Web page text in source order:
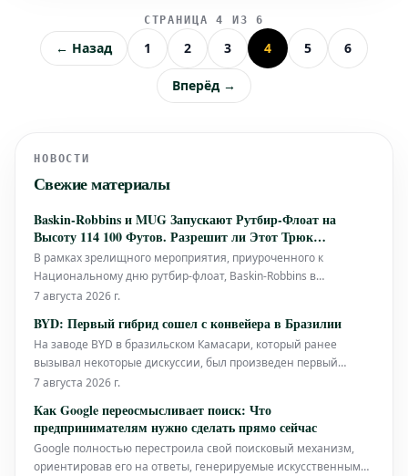
СТРАНИЦА 4 ИЗ 6
← Назад 1 2 3 4 5 6
Вперёд →
НОВОСТИ
Свежие материалы
Baskin-Robbins и MUG Запускают Рутбир-Флоат на
Высоту 114 100 Футов. Разрешит ли Этот Трюк
Многолетние Интернет-Дебаты?
В рамках зрелищного мероприятия, приуроченного к
Национальному дню рутбир-флоат, Baskin-Robbins в
партнерстве с MUG предпринимает амбициозный трюк:
смелое начинание не только нацелено на установление
нового мирового рекорда, но и служит р
7 августа 2026 г.
BYD: Первый гибрид сошел с конвейера в Бразилии
На заводе BYD в бразильском Камасари, который ранее
вызывал некоторые дискуссии, был произведен первый
подключаемый гибридный автомобиль. Кроме того, BYD
рынке.
7 августа 2026 г.
Как Google переосмысливает поиск: Что
предпринимателям нужно сделать прямо сейчас
Google полностью перестроила свой поисковый механизм,
ориентировав его на ответы, генерируемые искусственным